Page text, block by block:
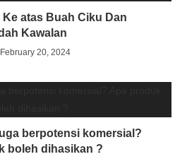
atas Buah Ciku Dan
Kawalan
February 20, 2024
berpotensi komersial?
boleh dihasikan ?